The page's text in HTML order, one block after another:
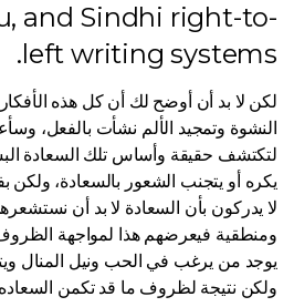
and Sindhi right-to-
left writing systems.
لكن لا بد أن أوضح لك أن كل هذه
النشوة وتمجيد الألم نشأت بالفعل،
لتكتشف حقيقة وأساس تلك السعادة
يكره أو يتجنب الشعور بالسعادة، ولكن
لا يدركون بأن السعادة لا بد أن
ومنطقية فيعرضهم هذا لمواجهة الظروف
يوجد من يرغب في الحب ونيل المنال
ولكن نتيجة لظروف ما قد تكمن